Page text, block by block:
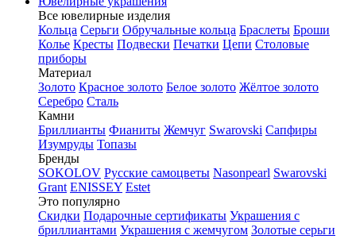
Все ювелирные изделия
Кольца Серьги Обручальные кольца Браслеты Броши
Колье Кресты Подвески Печатки Цепи Столовые
приборы
Материал
Золото Красное золото Белое золото Жёлтое золото
Серебро Сталь
Камни
Бриллианты Фианиты Жемчуг Swarovski Сапфиры
Изумруды Топазы
Бренды
SOKOLOV Русские самоцветы Nasonpearl Swarovski
Grant ENISSEY Estet
Это популярно
Скидки Подарочные сертификаты Украшения с
бриллиантами Украшения с жемчугом Золотые серьги